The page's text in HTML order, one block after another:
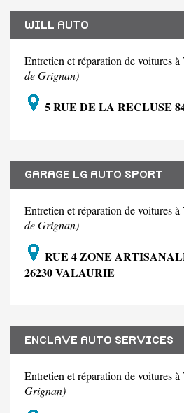
WILL AUTO
Entretien et réparation de voitures
de Grignan)
5 RUE DE LA RECLUSE
GARAGE LG AUTO SPORT
Entretien et réparation de voitures
de Grignan)
RUE 4 ZONE
26230 VALAURIE
ENCLAVE AUTO SERVICES
Entretien et réparation de voitures
Grignan)